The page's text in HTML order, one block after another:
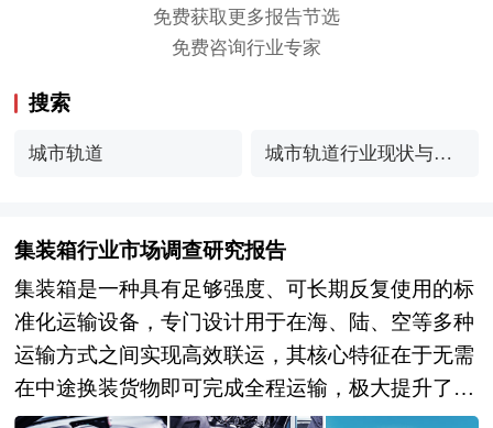
免费获取更多报告节选
免费咨询行业专家
搜索
城市轨道 城市轨道行业现状与发
集装箱行业市场调查研究报告
集装箱是一种具有足够强度、可长期反复使用的标
准化运输设备，专门设计用于在海、陆、空等多种
运输方式之间实现高效联运，其核心特征在于无需
在中途换装货物即可完成全程运输，极大提升了物
流效率与货物安全性。根据国际标准化组织